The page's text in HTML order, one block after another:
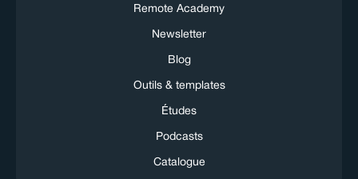
Remote Academy
Newsletter
Blog
Outils & templates
Études
Podcasts
Catalogue